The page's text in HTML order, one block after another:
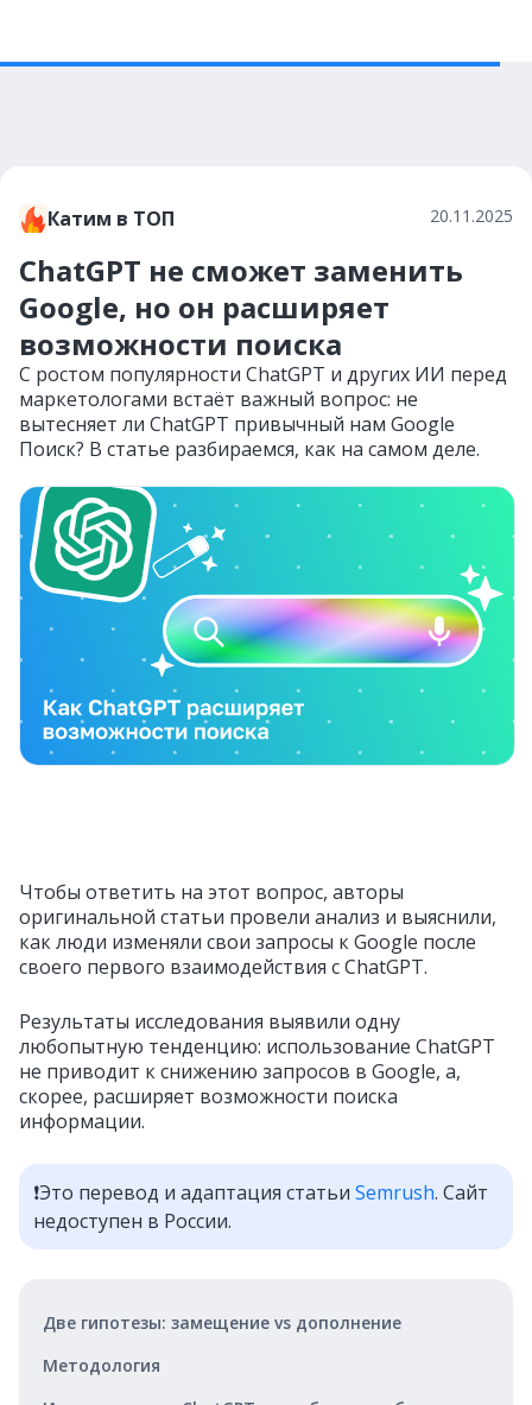
Катим в ТОП 20.11.2025
ChatGPT не сможет заменить
Google, но он расширяет
возможности поиска
С ростом популярности ChatGPT и других ИИ перед
маркетологами встаёт важный вопрос: не
вытесняет ли ChatGPT привычный нам Google
Поиск? В статье разбираемся, как на самом деле.
Чтобы ответить на этот вопрос, авторы
оригинальной статьи провели анализ и выяснили,
как люди изменяли свои запросы к Google после
своего первого взаимодействия с ChatGPT.
Результаты исследования выявили одну
любопытную тенденцию: использование ChatGPT
не приводит к снижению запросов в Google, а,
скорее, расширяет возможности поиска
информации.
❗Это перевод и адаптация статьи Semrush. Сайт
недоступен в России.
Две гипотезы: замещение vs дополнение
Методология